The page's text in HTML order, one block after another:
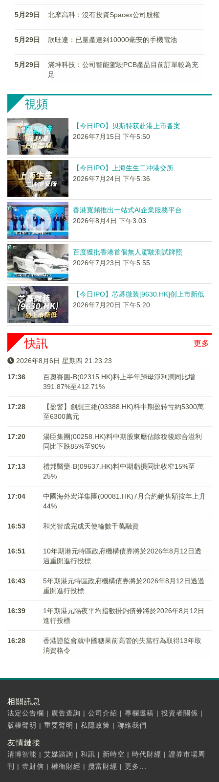
5月29日 北摩高科：沒有投資Spacex公司股權
5月29日 欣旺達：已量產達到10000毫安的手機電池
5月29日
滿坤科技：公司智能駕駛PCB產品目前訂單較為充
足
視頻
【今日IPO】贝斯特获赴港上市备案
2026年7月15日 下午5:50
【今日IPO】上海生生二冲港交所
2026年7月24日 下午5:36
香港寬頻推出一站式AI企業服務平台
2026年8月4日 下午3:03
百度獲批香港首個無人駕駛測試牌照
2026年7月23日 下午5:55
【今日IPO】芯碁微装[9630.HK]创上市新低
2026年7月20日 下午5:20
更多
快訊
2026年8月6日 星期四 21:23:23
17:36
百奧賽圖-B(02315.HK)料上半年歸母淨利潤同比增
391.87%至412.71%
17:28
【盈警】創想三維(03388.HK)料中期盈转亏約5300萬
至6300萬元
17:20
湯臣集團(00258.HK)料中期股東應佔除稅後綜合溢利
同比下跌85%至90%
17:13
禮邦醫藥-B(09637.HK)料中期虧損同比收窄15%至
25%
17:04
中國海外宏洋集團(00081.HK)7月合約銷售額按年上升
44%
16:53 和光智成完成天使輪數千萬融資
16:51
10年期港元特區政府機構債券將於2026年8月12日透
過重開進行投標
16:43
5年期港元特區政府機構債券將於2026年8月12日透過
重開進行投標
16:39
1年期港元隔夜平均指數掛鉤債券將於2026年8月12日
進行投標
16:28
香港證監會就中國糖果前高管的失當行為取得13年取
消資格令
相關訊息
法定公告欄 | 廣告查詢 | 公司介紹 | 專欄邀稿 | 投資者關係 |
版權聲明 | 重要聲明 | 私隱政策 | 聯絡我們
友情鏈接
清博智能 | 艾媒諮詢 | 和訊 | 新時空 | 時代財經 | 證券市場周
刊
| 壹財信 | 權衡財經 | 攬富財經 | 更多...